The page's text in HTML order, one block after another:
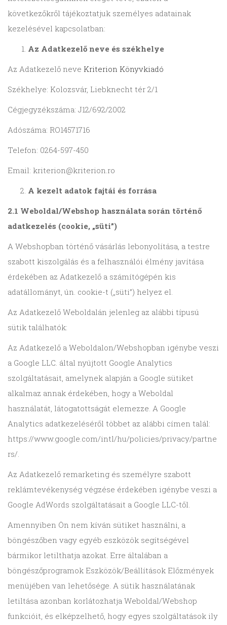
következőkről tájékoztatjuk személyes adatainak
kezelésével kapcsolatban:
Az Adatkezelő neve és székhelye
Az Adatkezelő neve Kriterion Könyvkiadó
Székhelye: Kolozsvár, Liebknecht tér 2/1
Cégjegyzékszáma: J12/692/2002
Adószáma: RO14571716
Telefon: 0264-597-450
Email: kriterion@kriterion.ro
A kezelt adatok fajtái és forrása
2.1 Weboldal/Webshop használata során történő
adatkezelés (cookie, „süti”)
A Webshopban történő vásárlás lebonyolítása, a testre
szabott kiszolgálás és a felhasználói élmény javítása
érdekében az Adatkezelő a számítógépén kis
adatállományt, ún. cookie-t („süti”) helyez el.
Az Adatkezelő Weboldalán jelenleg az alábbi típusú
sütik találhatók:
Az Adatkezelő a Weboldalon/Webshopban igénybe veszi
a Google LLC. által nyújtott Google Analytics
szolgáltatásait, amelynek alapján a Google sütiket
alkalmaz annak érdekében, hogy a Weboldal
használatát, látogatottságát elemezze. A Google
Analytics adatkezeléséről többet az alábbi címen talál:
https://www.google.com/intl/hu/policies/privacy/partne
rs/.
Az Adatkezelő remarketing és személyre szabott
reklámtevékenység végzése érdekében igénybe veszi a
Google AdWords szolgáltatásait a Google LLC-től.
Amennyiben Ön nem kíván sütiket használni, a
böngészőben vagy egyéb eszközök segítségével
bármikor letilthatja azokat. Erre általában a
böngészőprogramok Eszközök/Beállítások Előzmények
menüjében van lehetősége. A sütik használatának
letiltása azonban korlátozhatja Weboldal/Webshop
funkcióit, és elképzelhető, hogy egyes szolgáltatások ily